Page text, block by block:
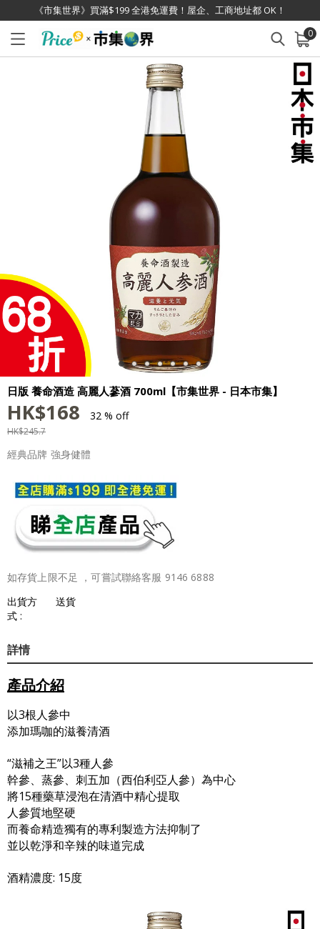
《市集世界》買滿$199 全港免運費！屋企、工商地址都 OK！
0
已加入購物車 查看
日版 養命酒造 高麗人蔘酒 700ml【市集世界 - 日本市集】
HK$168 32 % off
HK$245.7
經典品牌 強身健體
如存貨上限不足 ，可嘗試聯絡客服 9146 6888
出貨方
式 :
送貨
詳情
產品介紹
以3根人參中
添加瑪咖的滋養清酒
“滋補之王”以3種人參
幹參、蒸參、刺五加（西伯利亞人參）為中心
將15種藥草浸泡在清酒中精心提取
人參質地堅硬
而養命精造獨有的專利製造方法抑制了
並以乾淨和辛辣的味道完成
酒精濃度: 15度